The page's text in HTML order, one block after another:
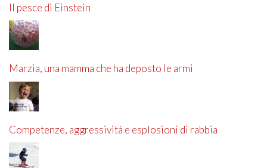
Il pesce di Einstein
Marzia, una mamma che ha deposto le armi
Competenze, aggressività e esplosioni di rabbia